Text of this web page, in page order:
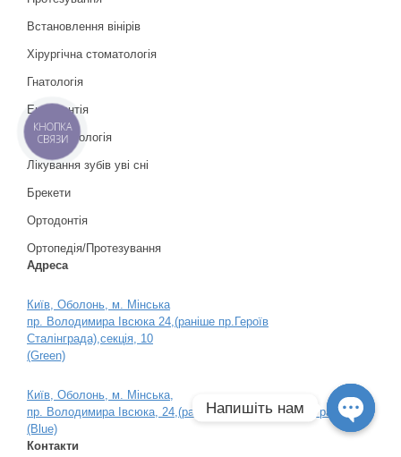
Встановлення вінірів
Хірургічна стоматологія
Гнатологія
Ендодонтія
Пародонтологія
Лікування зубів уві сні
Брекети
Ортодонтія
Ортопедія/Протезування
Адреса
Київ, Оболонь, м. Мінська
пр. Володимира Івсюка 24,(раніше пр.Героїв
Сталінграда),секція, 10
(Green)
Київ, Оболонь, м. Мінська,
пр. Володимира Івсюка, 24,(раніше пр. Героїв Сталінграда)
(Blue)
Контакти
Напишіть нам
КНОПКА
СВЯЗИ